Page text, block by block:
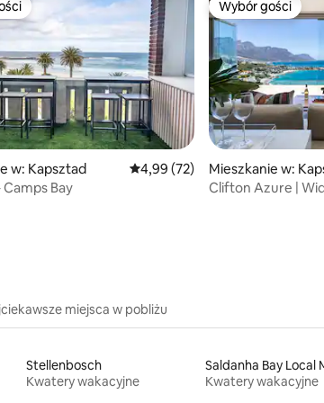
liczba recenzji: 49
w: Kapsztad Średnia ocena: 4,99 na 5, liczba
4,99 (72)
Camps Bay
Wybór gości
Wybór gości
Mieszkanie w:
Clifton Azure |
miejsca w pobliżu
Stellenbosch
Kwatery wakacyjne
Kwatery wakacyjne